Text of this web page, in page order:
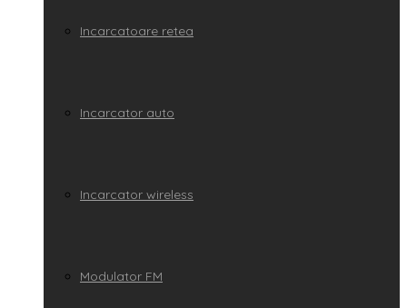
Incarcatoare retea
Incarcator auto
Incarcator wireless
Modulator FM